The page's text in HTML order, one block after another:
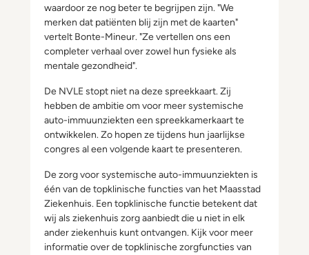
waardoor ze nog beter te begrijpen zijn. "We
merken dat patiënten blij zijn met de kaarten"
vertelt Bonte-Mineur. "Ze vertellen ons een
completer verhaal over zowel hun fysieke als
mentale gezondheid".
De NVLE stopt niet na deze spreekkaart. Zij
hebben de ambitie om voor meer systemische
auto-immuunziekten een spreekkamerkaart te
ontwikkelen. Zo hopen ze tijdens hun jaarlijkse
congres al een volgende kaart te presenteren.
De zorg voor systemische auto-immuunziekten is
één van de topklinische functies van het Maasstad
Ziekenhuis. Een topklinische functie betekent dat
wij als ziekenhuis zorg aanbiedt die u niet in elk
ander ziekenhuis kunt ontvangen. Kijk voor meer
informatie over de topklinische zorgfuncties van